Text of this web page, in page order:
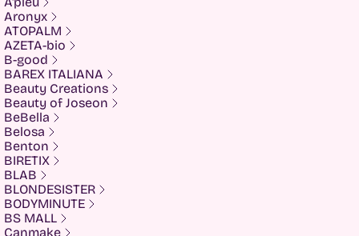
Aronyx
ATOPALM
AZETA-bio
B-good
BAREX ITALIANA
Beauty Creations
Beauty of Joseon
BeBella
Belosa
Benton
BIRETIX
BLAB
BLONDESISTER
BODYMINUTE
BS MALL
Canmake